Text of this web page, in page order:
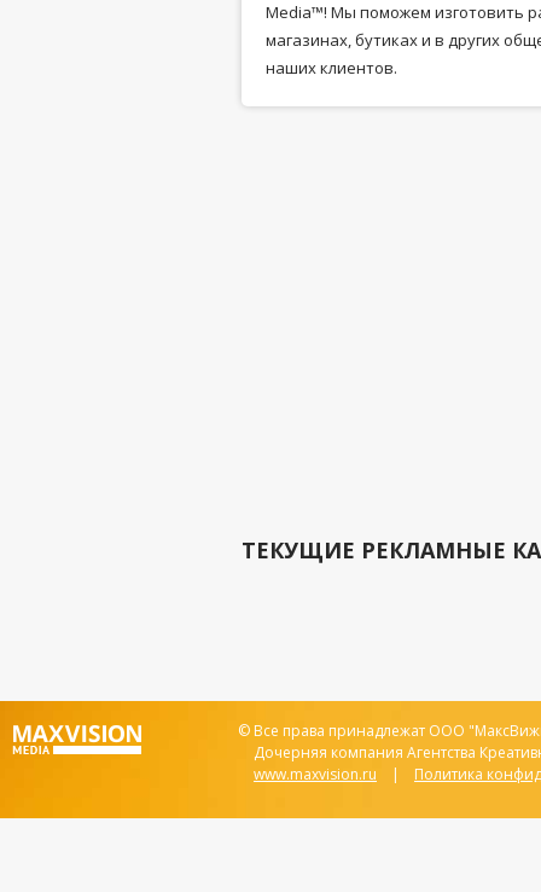
Media™! Мы поможем изготовить
магазинах, бутиках и в других
наших клиентов.
ТЕКУЩИЕ РЕКЛАМНЫЕ
© Все права принадлежат ООО
Дочерняя компания Агентства
www.maxvision.ru | Политика